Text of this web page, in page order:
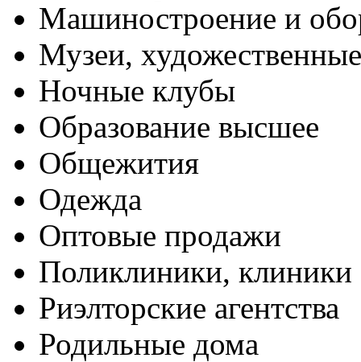
Машиностроение и
Музеи,
Ночные клубы
Образование высшее
Общежития
Одежда
Оптовые продажи
Поликлиники, клиники
Риэлторские агентства
Родильные дома